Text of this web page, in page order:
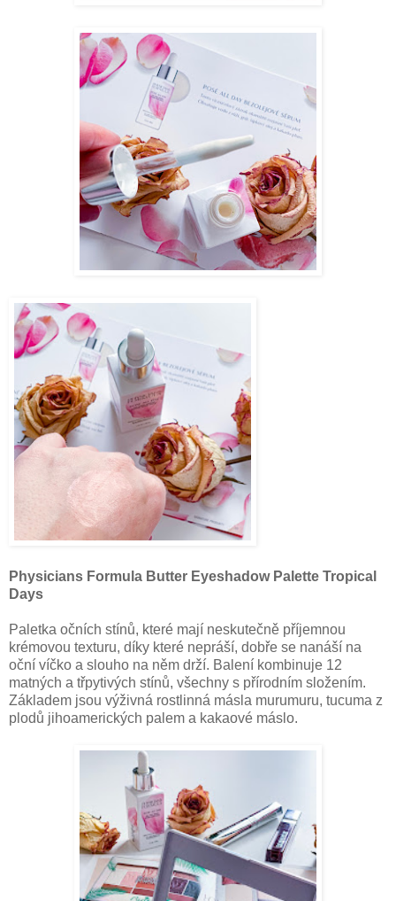
Physicians Formula Butter Eyeshadow Palette Tropical
Days
Paletka očních stínů, které mají neskutečně příjemnou
krémovou texturu, díky které nepráší, dobře se nanáší na
oční víčko a slouho na něm drží. Balení kombinuje 12
matných a třpytivých stínů, všechny s přírodním složením.
Základem jsou výživná rostlinná másla murumuru, tucuma z
plodů jihoamerických palem a kakaové máslo.